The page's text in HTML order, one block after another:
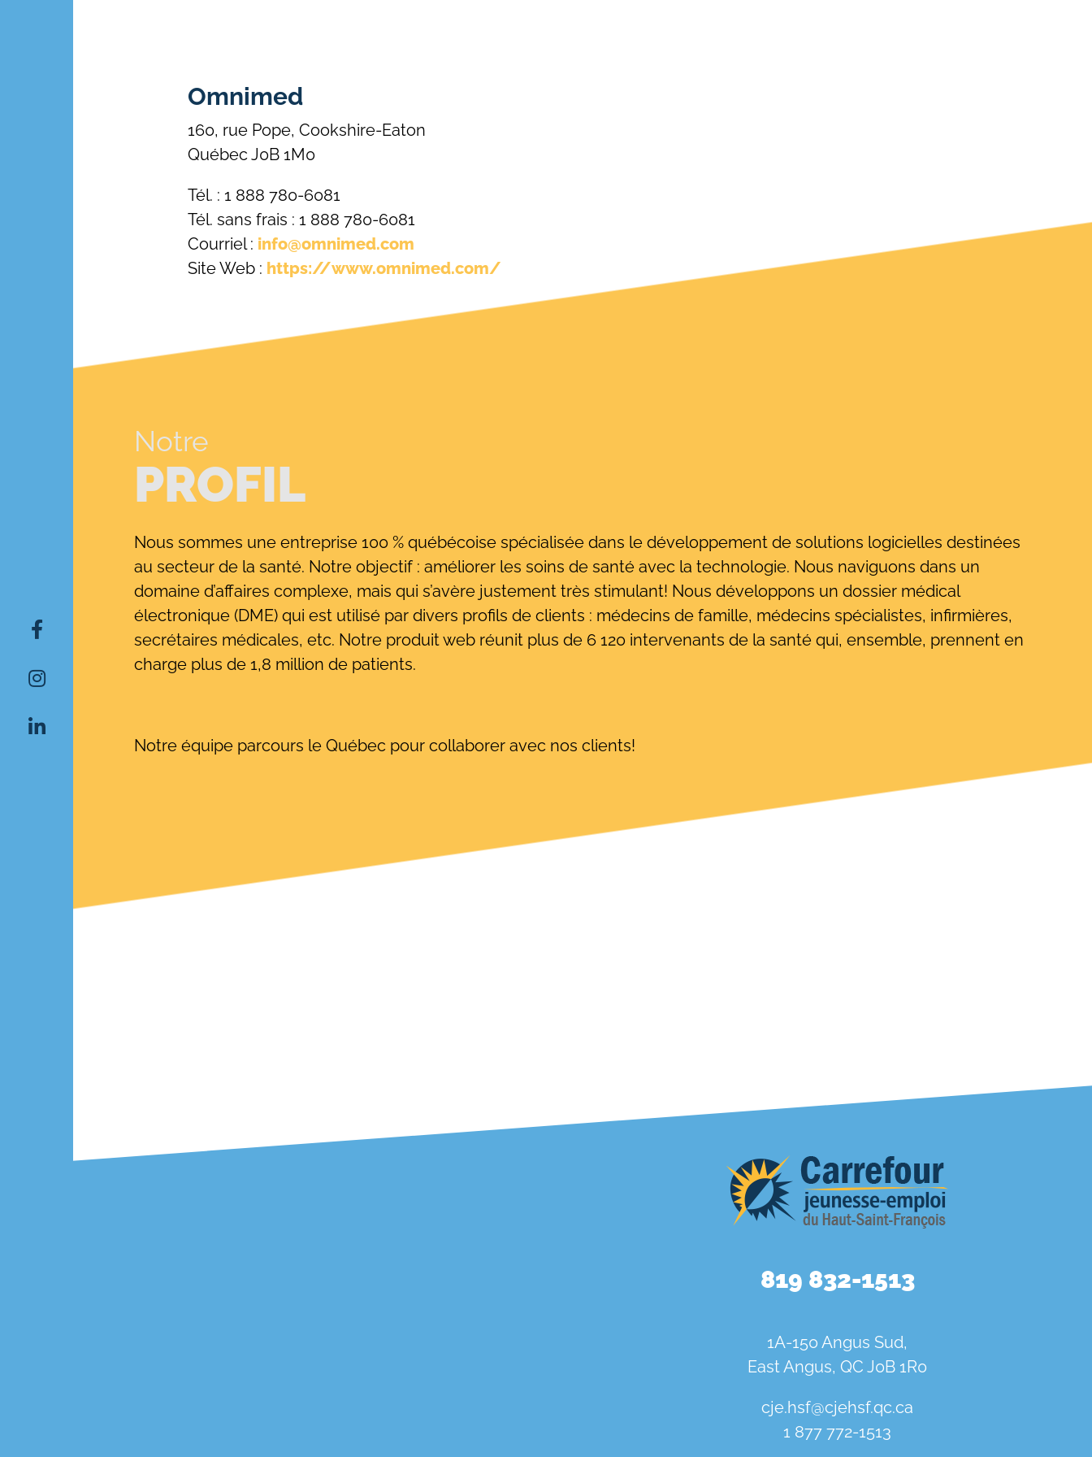
Omnimed
160, rue Pope, Cookshire-Eaton
Québec J0B 1M0
Tél. : 1 888 780-6081
Tél. sans frais : 1 888 780-6081
Courriel : info@omnimed.com
Site Web : https://www.omnimed.com/
Notre
PROFIL
Nous sommes une entreprise 100 % québécoise spécialisée dans le développement de solutions logicielles destinées
au secteur de la santé. Notre objectif : améliorer les soins de santé avec la technologie. Nous naviguons dans un
domaine d’affaires complexe, mais qui s’avère justement très stimulant! Nous développons un dossier médical
électronique (DME) qui est utilisé par divers profils de clients : médecins de famille, médecins spécialistes, infirmières,
secrétaires médicales, etc. Notre produit web réunit plus de 6 120 intervenants de la santé qui, ensemble, prennent en
charge plus de 1,8 million de patients.
Notre équipe parcours le Québec pour collaborer avec nos clients!
819 832-1513
1A-150 Angus Sud,
East Angus, QC J0B 1R0
cje.hsf@cjehsf.qc.ca
1 877 772-1513
Rechercher: